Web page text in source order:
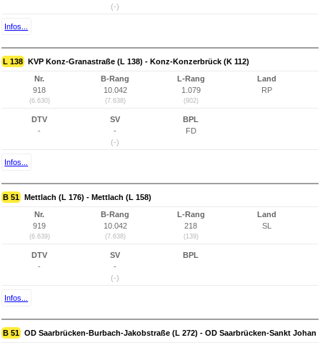
(-)
Infos...
L 138 KVP Konz-Granastraße (L 138) - Konz-Konzerbrück (K 112)
Nr.
918
(6.630)
B-Rang
10.042
(7.638)
L-Rang
1.079
(902)
Land
RP
DTV
-
SV
-
(-)
BPL
FD
Infos...
B 51 Mettlach (L 176) - Mettlach (L 158)
Nr.
919
(6.639)
B-Rang
10.042
(7.638)
L-Rang
218
(139)
Land
SL
DTV
-
SV
-
(-)
BPL
Infos...
B 51 OD Saarbrücken-Burbach-Jakobstraße (L 272) - OD Saarbrücken-Sankt Johan